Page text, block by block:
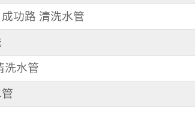
功路 清洗水管
洗水管